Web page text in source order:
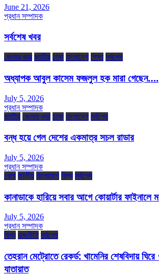
June 21, 2026
প্রধান সম্পাদক
সর্বশেষ খবর
জেলার খবর জাতীয় ঢাকা বাংলাদেশ শিক্ষা সর্বশেষ
অধ্যাপক আবুল কাসেম ফজলুল হক মারা গেছেন….
July 5, 2026
প্রধান সম্পাদক
জাতীয় জেলার খবর ঢাকা বাংলাদেশ সর্বশেষ
বন্ধ হয়ে গেল দেশের একমাত্র সচল রাডার
July 5, 2026
প্রধান সম্পাদক
খেলা জাতীয় বাংলাদেশ বিশ্ব সর্বশেষ
কানাডাকে হারিয়ে সবার আগে কোয়ার্টার
July 5, 2026
প্রধান সম্পাদক
বিশ্ব রাজনীতি সর্বশেষ
তেহরান মেট্রোতে রেকর্ড: খামেনির শেষবিদায়
যাতায়াত